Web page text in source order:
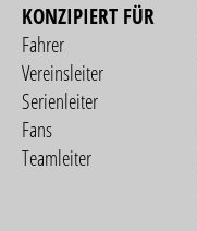
KONZIPIERT FÜR
Fahrer
Vereinsleiter
Serienleiter
Fans
Teamleiter